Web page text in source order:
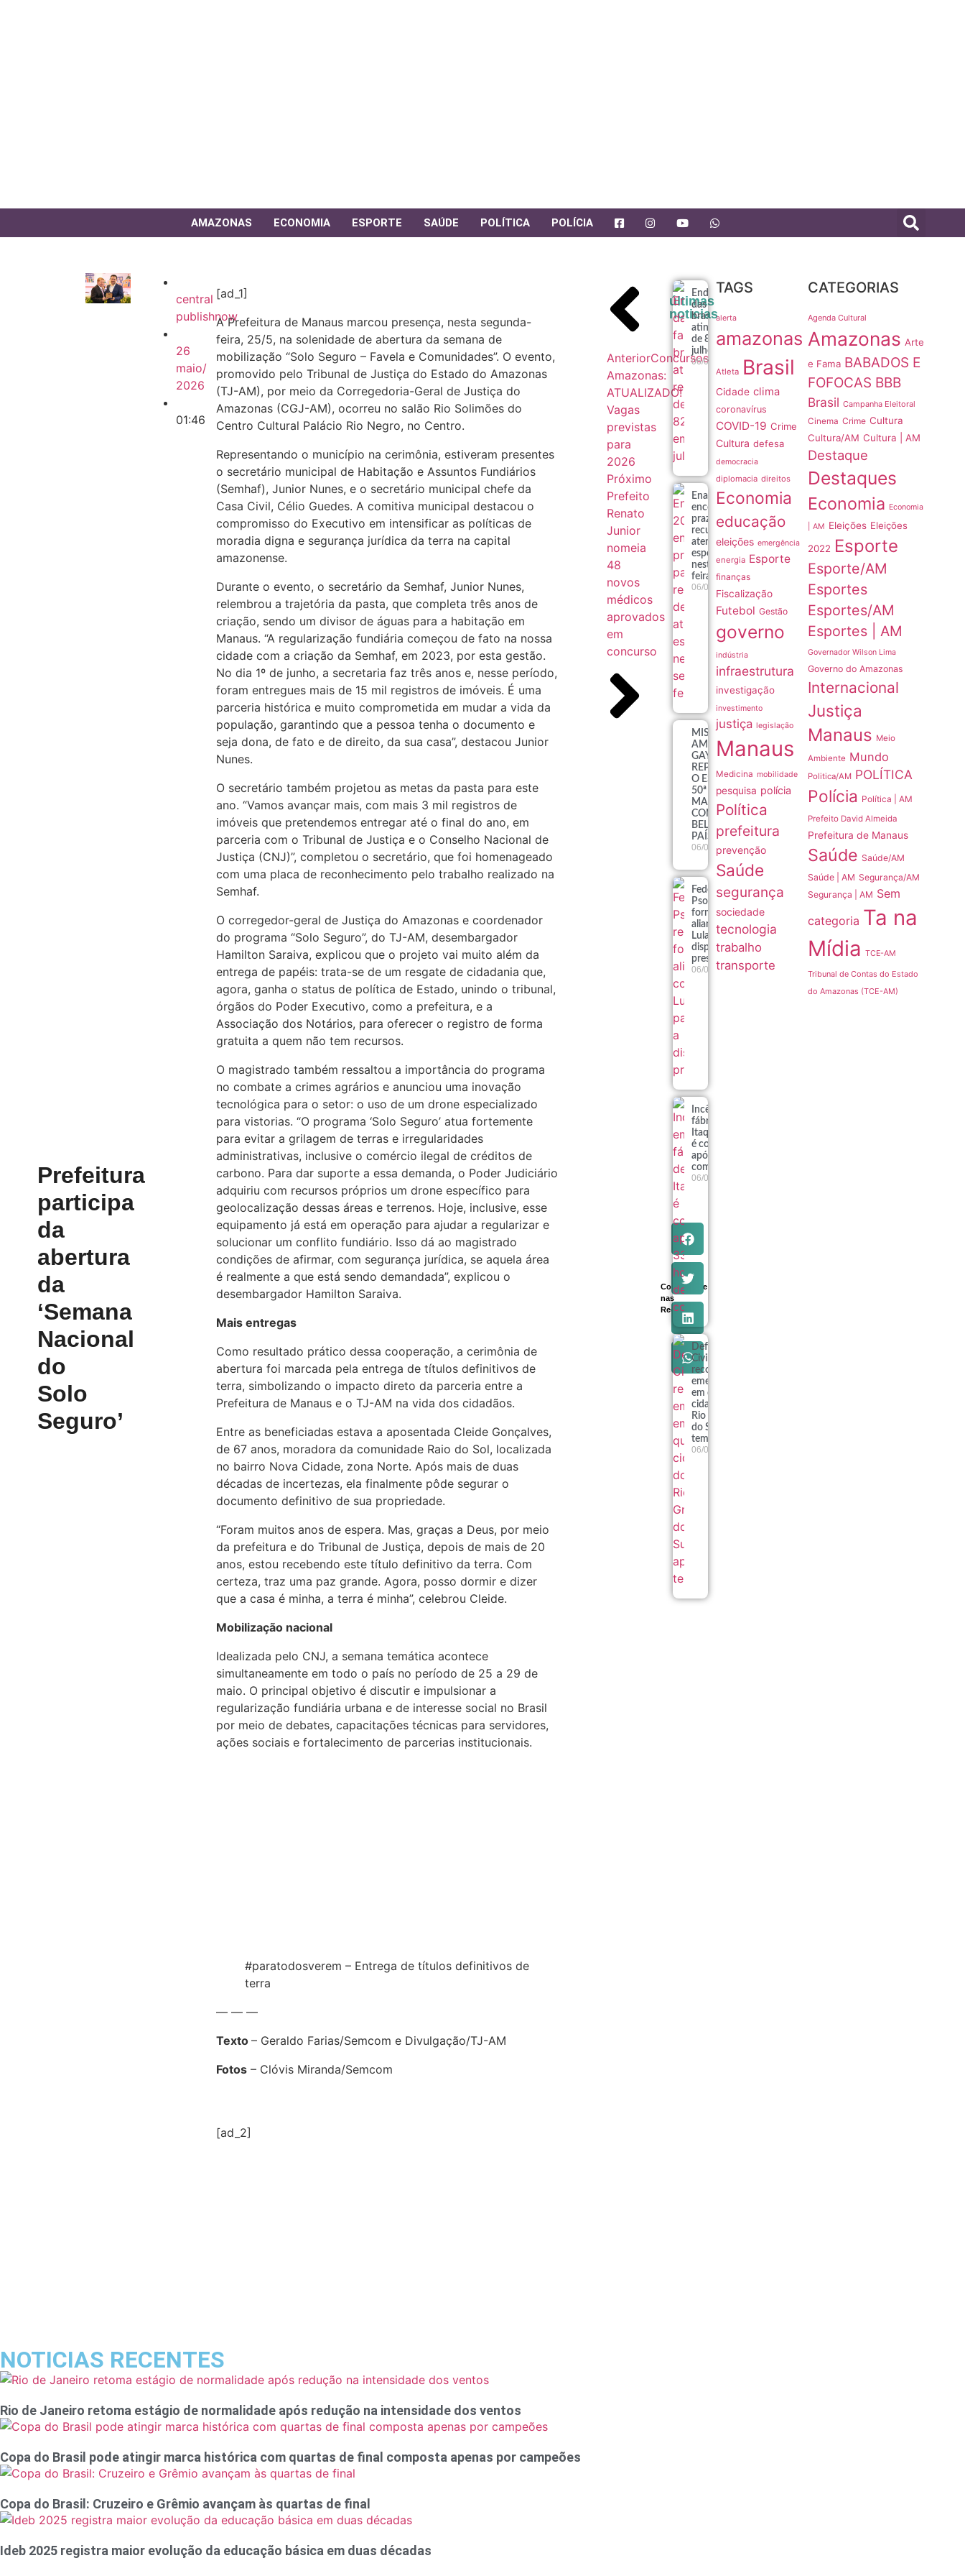
AMAZONAS ECONOMIA ESPORTE SAÚDE POLÍTICA POLÍCIA
Prefeitura
participa
da
abertura
da
‘Semana
Nacional
do
Solo
Seguro’
central
publishnow
26
maio/
2026
01:46
[ad_1]
A Prefeitura de Manaus marcou presença, nesta segunda-
feira, 25/5, na solenidade de abertura da semana de
mobilização “Solo Seguro – Favela e Comunidades”. O evento,
promovido pelo Tribunal de Justiça do Estado do Amazonas
(TJ-AM), por meio da Corregedoria-Geral de Justiça do
Amazonas (CGJ-AM), ocorreu no salão Rio Solimões do
Centro Cultural Palácio Rio Negro, no Centro.
Representando o município na cerimônia, estiveram presentes
o secretário municipal de Habitação e Assuntos Fundiários
(Semhaf), Junior Nunes, e o secretário municipal chefe da
Casa Civil, Célio Guedes. A comitiva municipal destacou o
compromisso do Executivo em intensificar as políticas de
moradia digna e segurança jurídica da terra na capital
amazonense.
Durante o evento, o secretário da Semhaf, Junior Nunes,
relembrou a trajetória da pasta, que completa três anos de
criação, sendo um divisor de águas para a habitação em
Manaus. “A regularização fundiária começou de fato na nossa
cidade com a criação da Semhaf, em 2023, por esta gestão.
No dia 1º de junho, a secretaria faz três anos e, nesse período,
foram entregues mais de 15 mil registros de imóveis. É uma
parceria histórica e muito comprometida em mudar a vida da
população, garantindo que a pessoa tenha o documento e
seja dona, de fato e de direito, da sua casa”, destacou Junior
Nunes.
O secretário também projetou as metas da pasta para este
ano. “Vamos avançar mais, com mais 3 mil registros de
imóveis que pretendemos entregar até o final do ano, em
parceria com o Tribunal de Justiça e o Conselho Nacional de
Justiça (CNJ)”, completou o secretário, que foi homenageado
com uma placa de reconhecimento pelo trabalho realizado na
Semhaf.
O corregedor-geral de Justiça do Amazonas e coordenador
do programa “Solo Seguro”, do TJ-AM, desembargador
Hamilton Saraiva, explicou que o projeto vai muito além da
entrega de papéis: trata-se de um resgate de cidadania que,
agora, ganha o status de política de Estado, unindo o tribunal,
órgãos do Poder Executivo, como a prefeitura, e a
Associação dos Notários, para oferecer o registro de forma
gratuita a quem não tem recursos.
O magistrado também ressaltou a importância do programa
no combate a crimes agrários e anunciou uma inovação
tecnológica para o setor: o uso de um drone especializado
para vistorias. “O programa ‘Solo Seguro’ atua fortemente
para evitar a grilagem de terras e irregularidades
administrativas, inclusive o comércio ilegal de créditos de
carbono. Para dar suporte a essa demanda, o Poder Judiciário
adquiriu com recursos próprios um drone específico para
geolocalização dessas áreas e terrenos. Hoje, inclusive, esse
equipamento já está em operação para ajudar a regularizar e
solucionar um conflito fundiário. Isso dá ao magistrado
condições de afirmar, com segurança jurídica, se aquela área
é realmente a que está sendo demandada”, explicou o
desembargador Hamilton Saraiva.
Mais entregas
Como resultado prático dessa cooperação, a cerimônia de
abertura foi marcada pela entrega de títulos definitivos de
terra, simbolizando o impacto direto da parceria entre a
Prefeitura de Manaus e o TJ-AM na vida dos cidadãos.
Entre as beneficiadas estava a aposentada Cleide Gonçalves,
de 67 anos, moradora da comunidade Raio do Sol, localizada
no bairro Nova Cidade, zona Norte. Após mais de duas
décadas de incertezas, ela finalmente pôde segurar o
documento definitivo de sua propriedade.
“Foram muitos anos de espera. Mas, graças a Deus, por meio
da prefeitura e do Tribunal de Justiça, depois de mais de 20
anos, estou recebendo este título definitivo da terra. Com
certeza, traz uma paz grande. Agora, posso dormir e dizer
que a casa é minha, a terra é minha”, celebrou Cleide.
Mobilização nacional
Idealizada pelo CNJ, a semana temática acontece
simultaneamente em todo o país no período de 25 a 29 de
maio. O principal objetivo é discutir e impulsionar a
regularização fundiária urbana e de interesse social no Brasil
por meio de debates, capacitações técnicas para servidores,
ações sociais e fortalecimento de parcerias institucionais.
#paratodosverem – Entrega de títulos definitivos de
terra
— — —
Texto– Geraldo Farias/Semcom e Divulgação/TJ-AM
Fotos – Clóvis Miranda/Semcom
[ad_2]
AnteriorConcursos
Amazonas:
ATUALIZADO!
Vagas
previstas
para
2026
Próximo
Prefeito
Renato
Junior
nomeia
48
novos
médicos
aprovados
em
concurso
Compartilhe
nas
Redes
últimas
noticias
Endividamento
das famílias
brasileiras
atinge recorde
de 82% em
julho
06/08
Enade 2026
encerra
prazo para
recursos de
atendimento
especializado
nesta sexta-
feira
06/08
MISS
AMAZONAS
GAY
REPRESENTARÁ
O ESTADO NA
50ª EDIÇÃO DO
MAIOR
CONCURSO DE
BELEZA GAY DO
PAÍS
06/08
Federação
Psol-rede
formaliza
aliança com
Lula para a
disputa
presidencial
06/08
Incêndio em
fábrica de
Itaquaquecetuba
é controlado
após 33 horas de
combate
06/08
Defesa
Civil
reconhece
emergência
em quatro
cidades do
Rio Grande
do Sul após
temporais
06/08
TAGS
alerta
amazonas
Atleta Brasil
Cidade clima
coronavírus
COVID-19 Crime
Cultura defesa
democracia
diplomacia direitos
Economia
educação
eleições emergência
energia Esporte
finanças
Fiscalização
Futebol Gestão
governo
indústria
infraestrutura
investigação
investimento
justiça legislação
Manaus
Medicina mobilidade
pesquisa polícia
Política
prefeitura
prevenção
Saúde
segurança
sociedade
tecnologia
trabalho
transporte
CATEGORIAS
Agenda Cultural
Amazonas Arte
e Fama BABADOS E
FOFOCAS BBB
Brasil Campanha Eleitoral
Cinema Crime Cultura
Cultura/AM Cultura | AM
Destaque
Destaques
Economia Economia
| AM Eleições Eleições
2022 Esporte
Esporte/AM
Esportes
Esportes/AM
Esportes | AM
Governador Wilson Lima
Governo do Amazonas
Internacional
Justiça
Manaus Meio
Ambiente Mundo
Politica/AM POLÍTICA
Polícia Política | AM
Prefeito David Almeida
Prefeitura de Manaus
Saúde Saúde/AM
Saúde | AM Segurança/AM
Segurança | AM Sem
categoria Ta na
Mídia TCE-AM
Tribunal de Contas do Estado
do Amazonas (TCE-AM)
NOTICIAS RECENTES
Rio de Janeiro retoma estágio de normalidade após redução na intensidade dos ventos
Copa do Brasil pode atingir marca histórica com quartas de final composta apenas por campeões
Copa do Brasil: Cruzeiro e Grêmio avançam às quartas de final
Ideb 2025 registra maior evolução da educação básica em duas décadas